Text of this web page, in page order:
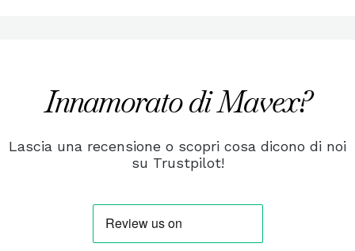
Innamorato di Mavex?
Lascia una recensione o scopri cosa dicono di noi
su Trustpilot!